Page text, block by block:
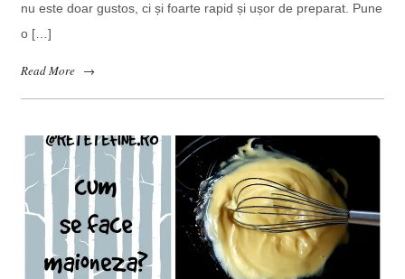
nu este doar gustos, ci și foarte rapid și ușor de preparat. Pune
o […]
Read More →